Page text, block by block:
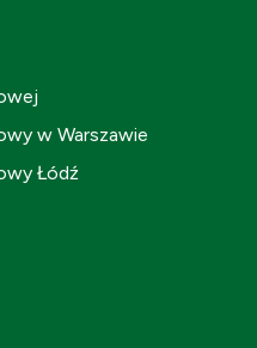
w Warszawie
Łódź